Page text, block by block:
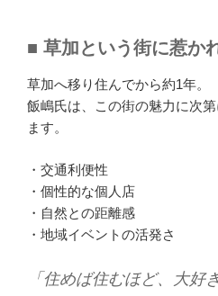
■ 草加という街に惹か
草加へ移り住んでから約1年。
飯嶋氏は、この街の魅力に次
ます。
・交通利便性
・個性的な個人店
・自然との距離感
・地域イベントの活発さ
「住めば住むほど、大好